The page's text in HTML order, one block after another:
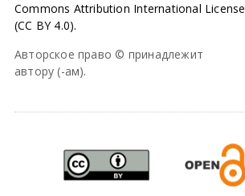
Commons Attribution International License
(CC BY 4.0).
Авторское право © принадлежит
автору (-ам).